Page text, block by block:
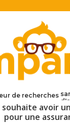
de recherches
en
souhaite avoir
pour une